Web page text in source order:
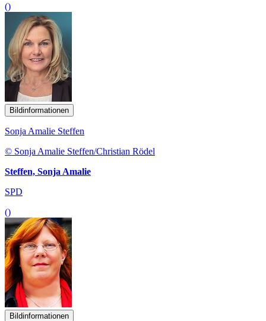
()
Bildinformationen
Sonja Amalie Steffen
© Sonja Amalie Steffen/Christian Rödel
Steffen, Sonja Amalie
SPD
()
Bildinformationen